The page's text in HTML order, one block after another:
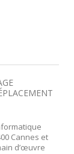
Cannes et
d’œuvre